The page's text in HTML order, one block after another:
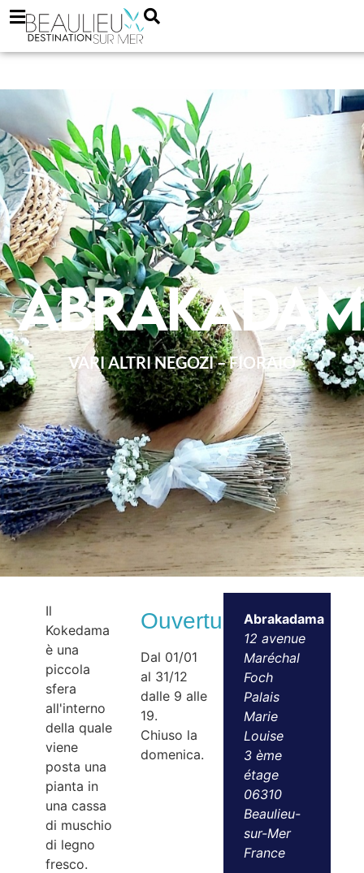
VARI ALTRI NEGOZI – FIORAIO
Il
Kokedama
è una
piccola
sfera
all'interno
della quale
viene
posta una
pianta in
una cassa
di muschio
di legno
fresco.
Ouvertures
Dal 01/01
al 31/12
dalle 9 alle
19.
Chiuso la
domenica.
Abrakadama
12 avenue
Maréchal
Foch
Palais
Marie
Louise
3 ème
étage
06310
Beaulieu-
sur-Mer
France